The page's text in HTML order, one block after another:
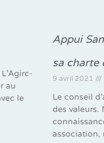
au
le
Appui
sa charte
9 avril 2021
Le conseil
des valeurs.
association,